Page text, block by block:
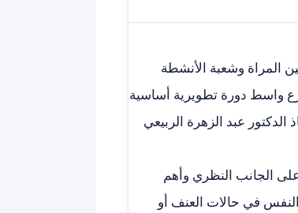
المراة وشعبة الأنشطة
فرع واسط دورة تطويرية أساسية
-20 / 12 / 2022 ) في قاعة الأستاذ الدكتور عبد الزهرة الربيعي
الجانب النظري وأهم
في حالات العنف أو